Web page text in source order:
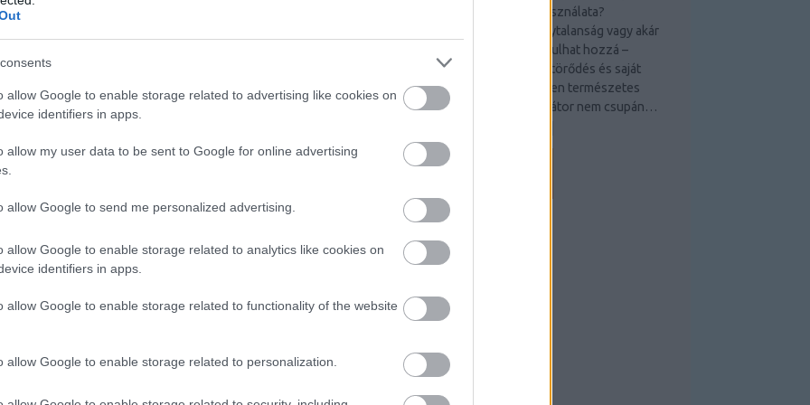
allow Google to enable storage related to advertising like cookies on
identifiers in apps.
allow my user data to be sent to Google for online advertising
allow Google to send me personalized advertising.
allow Google to enable storage related to analytics like cookies on
identifiers in apps.
allow Google to enable storage related to functionality of the website
allow Google to enable storage related to personalization.
1)
)
elsajátítását, az érzelmi intelligencia
önfejlesztés célja,hogy az egyén felfedezze
és kiaknázza saját potenciálját, javítsa
környezetét. De vajon miért is olyan fontos ez
számunkra?
1. Önismeret: Az önfejlesztés elsődleges
tehetünk szert. Megismerve saját
döntéseket hozni életünk minden területén.
milyen lehet egy vibrátor használata?
Kíváncsiság, izgalom, bizonytalanság vagy akár
egy kis szégyenérzet is társulhat hozzá –
pedig az önmagunkkal való törődés és saját
testünk megismerése teljesen természetes
része az intimitásnak. A vibrátor nem csupán…
FEEDEK
RSS 2.0
Atom
bejegyzések